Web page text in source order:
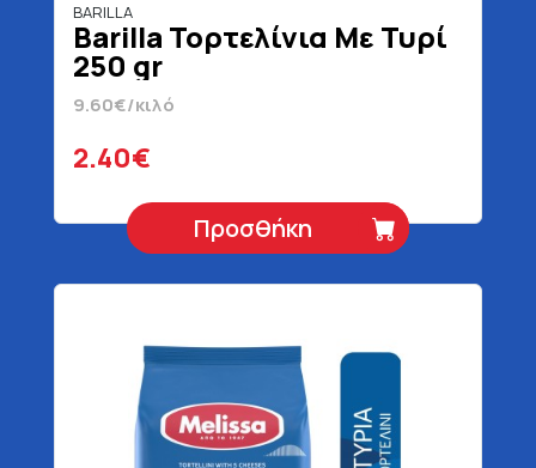
BARILLA
Barilla Τορτελίνια Με Τυρί
250 gr
9.60€/κιλό
2.40€
Προσθήκη